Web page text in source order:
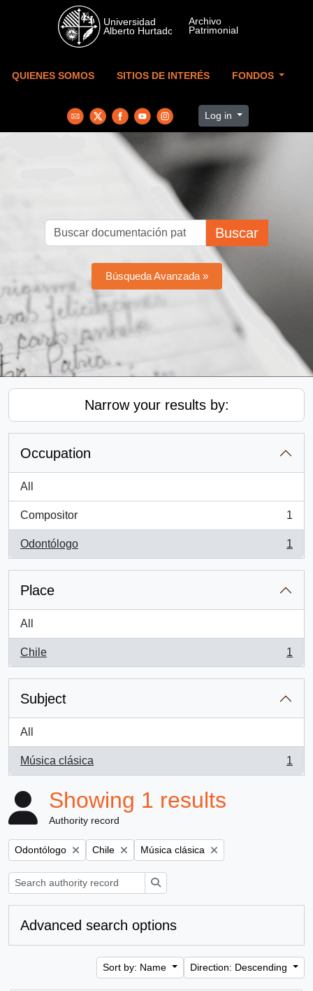
Skip to main content
QUIENES SOMOS SITIOS DE INTERÉS FONDOS
Log in
Buscar
Búsqueda Avanzada »
Narrow your results by:
Occupation
All
Compositor
, 1 results
1
Odontólogo
, 1 results
1
Place
All
Chile
, 1 results
1
Subject
All
Música clásica
, 1 results
1
Showing 1 results
Authority record
Remove filter:
Odontólogo Remove filter:
Chile Remove filter:
Música clásica
Advanced search options
Sort by: Name Direction: Descending